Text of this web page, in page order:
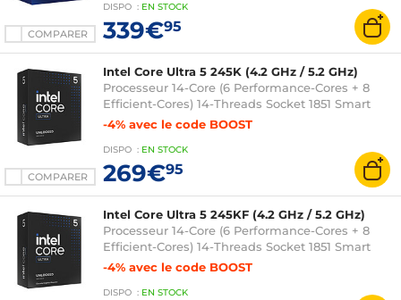
COMPARER
Intel 3 ans)
DISPO : EN STOCK
339€95
COMPARER
Intel Core Ultra 5 245K (4.2 GHz / 5.2 GHz)
Processeur 14-Core (6 Performance-Cores + 8
Efficient-Cores) 14-Threads Socket 1851 Smart
Cache 24 Mo + L2 26 Mo Intel Graphics 0.003
Intel 3 ans)
-4% avec le code BOOST
DISPO : EN STOCK
269€95
Intel Core Ultra 5 245KF (4.2 GHz / 5.2 GHz)
Processeur 14-Core (6 Performance-Cores + 8
Efficient-Cores) 14-Threads Socket 1851 Smart
Cache 24 Mo + L2 26 Mo 0.003 micron (version
-4% avec le code BOOST
DISPO : EN STOCK